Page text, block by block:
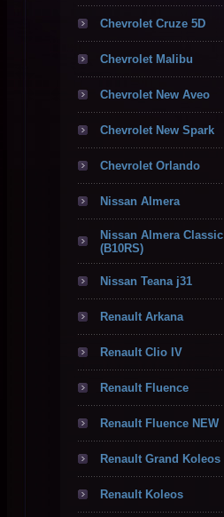
Chevrolet Cruze 5D
Chevrolet Malibu
Chevrolet New Aveo
Chevrolet New Spark
Chevrolet Orlando
Nissan Almera
Nissan Almera Classic
(B10RS)
Nissan Teana j31
Renault Arkana
Renault Clio IV
Renault Fluence
Renault Fluence NEW
Renault Grand Koleos
Renault Koleos